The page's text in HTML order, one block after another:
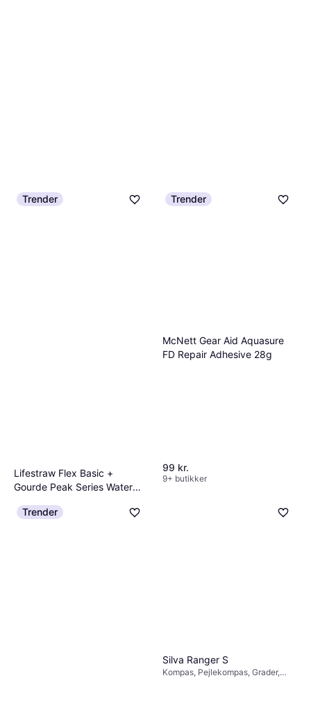
Trender
Lifestraw Flex Basic +
Gourde Peak Series Water
280 kr.
9+ butikker
Trender
McNett Gear Aid Aquasure
FD Repair Adhesive 28g
99 kr.
9+ butikker
Trender
Silva Ranger S
Kompas, Pejlekompas, Grader,